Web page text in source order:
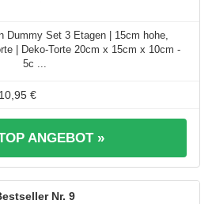
Dummy Set 3 Etagen | 15cm hohe,
| Deko-Torte 20cm x 15cm x 10cm -
5c ...
10,95 €
ANGEBOT »
9